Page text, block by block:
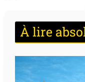
À lire